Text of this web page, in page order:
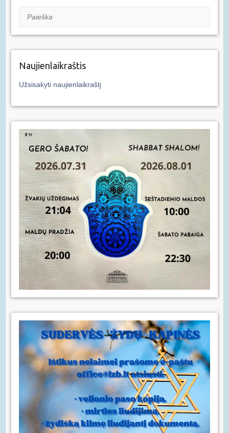
Paieška
Naujienlaikraštis
Užsisakyti naujienlaikraštį